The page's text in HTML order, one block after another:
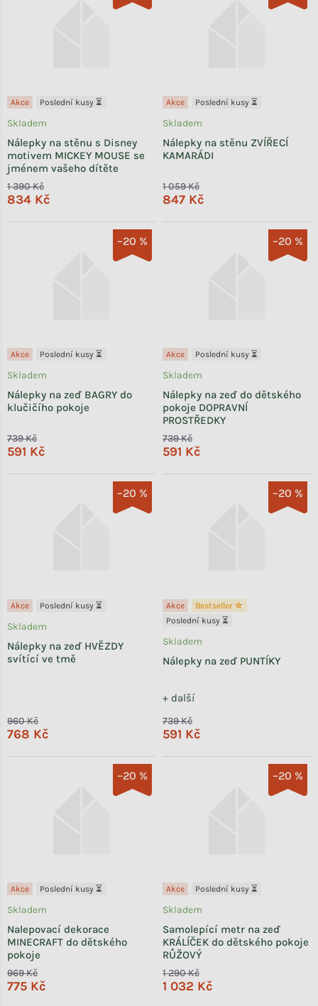
Akce Poslední kusy ⏳
Nálepky na stěnu s Disney
motivem MICKEY MOUSE se
jménem vašeho dítěte
Skladem
1 390 Kč
834 Kč
Akce Poslední kusy ⏳
Nálepky na stěnu ZVÍŘECÍ
KAMARÁDI
Skladem
1 059 Kč
847 Kč
–20 %
Akce Poslední kusy ⏳
Nálepky na zeď BAGRY do
klučičího pokoje
Skladem
739 Kč
591 Kč
–20 %
Akce Poslední kusy ⏳
Nálepky na zeď do dětského
pokoje DOPRAVNÍ
PROSTŘEDKY
Skladem
739 Kč
591 Kč
–20 %
Akce Poslední kusy ⏳
Nálepky na zeď HVĚZDY
svítící ve tmě
Skladem
960 Kč
768 Kč
–20 %
Akce
Bestseller ☆
Poslední kusy ⏳
Nálepky na zeď PUNTÍKY
+ další
Skladem
739 Kč
591 Kč
–20 %
Akce Poslední kusy ⏳
Nalepovací dekorace
MINECRAFT do dětského
pokoje
Skladem
969 Kč
775 Kč
–20 %
Akce Poslední kusy ⏳
Samolepící metr na zeď
KRÁLÍČEK do dětského pokoje
RŮŽOVÝ
Skladem
1 290 Kč
1 032 Kč